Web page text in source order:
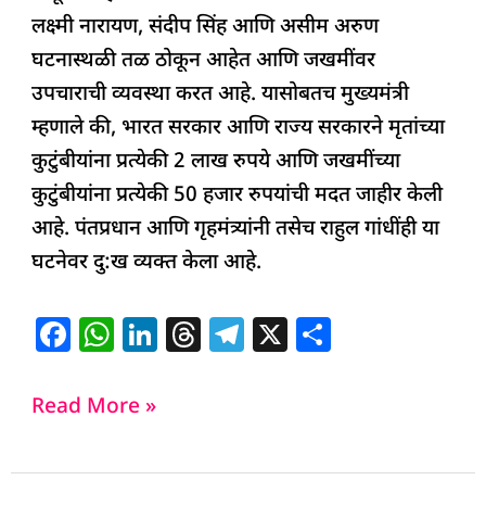
लक्ष्मी नारायण, संदीप सिंह आणि असीम अरुण
घटनास्थळी तळ ठोकून आहेत आणि जखमींवर
उपचाराची व्यवस्था करत आहे. यासोबतच मुख्यमंत्री
म्हणाले की, भारत सरकार आणि राज्य सरकारने मृतांच्या
कुटुंबीयांना प्रत्येकी 2 लाख रुपये आणि जखमींच्या
कुटुंबीयांना प्रत्येकी 50 हजार रुपयांची मदत जाहीर केली
आहे. पंतप्रधान आणि गृहमंत्र्यांनी तसेच राहुल गांधींही या
घटनेवर दु:ख व्यक्त केला आहे.
F
c
b
W
at
A
Li
dI
T
d
T
ra
X
Read More »